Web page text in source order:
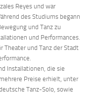
Reyes und war
des Studiums begann
und Tanz zu
und Performances.
Theater und Tanz der Stadt
Installationen, die sie
Preise erhielt, unter
Tanz-Solo, sowie